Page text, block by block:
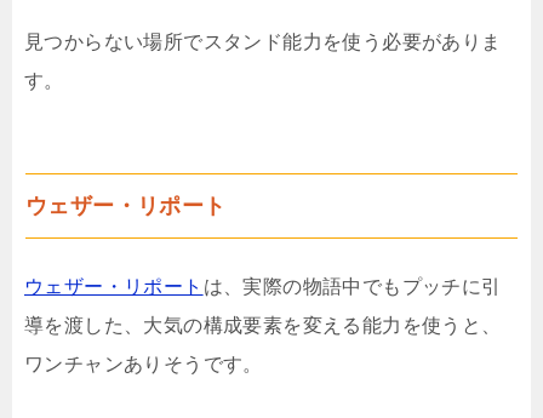
見つからない場所でスタンド能力を使う必要がありま
す。
ウェザー・リポート
ウェザー・リポート は、実際の物語中でもプッチに引
導を渡した、大気の構成要素を変える能力を使うと、
ワンチャンありそうです。